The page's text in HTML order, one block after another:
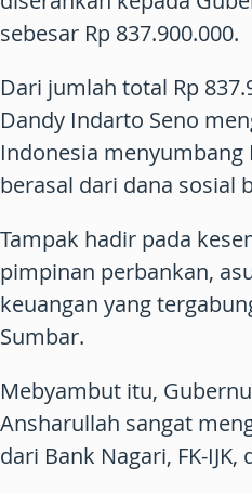
sebesar Rp 837.900.000.
Dari jumlah total Rp
Dandy Indarto Seno
Indonesia menyumbang
berasal dari dana sosial
Tampak hadir pada
pimpinan perbankan,
keuangan yang
Sumbar.
Mebyambut itu,
Ansharullah sangat
dari Bank Nagari, FK-